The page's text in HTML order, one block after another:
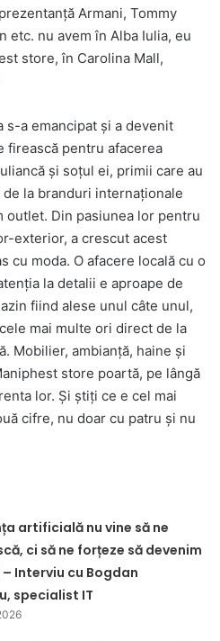
Armani, Tommy
etc. nu avem în Alba Iulia, eu
store, în Carolina Mall,
s-a emancipat și a devenit
firească pentru afacerea
și soțul ei, primii care au
la branduri internaționale
outlet. Din pasiunea lor pentru
exterior, a crescut acest
cu moda. O afacere locală cu o
la detalii e aproape de
fiind alese unul câte unul,
mai multe ori direct de la
Mobilier, ambianță, haine și
store poartă, pe lângă
lor. Și știți ce e cel mai
cifre, nu doar cu patru și nu
artificială nu vine să ne
ci să ne forțeze să devenim
Interviu cu Bogdan
specialist IT